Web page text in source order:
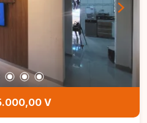
em uma região de
em contato e agende
V